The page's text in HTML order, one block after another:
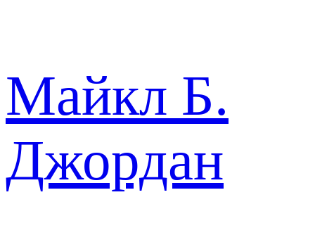
Майкл Б.
Джордан